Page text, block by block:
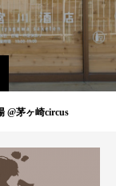
@茅ヶ崎circus